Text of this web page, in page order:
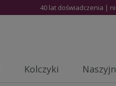
40 lat doświadczenia |
Kolczyki